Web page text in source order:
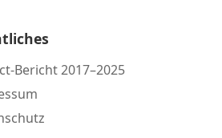
Bericht 2017–2025